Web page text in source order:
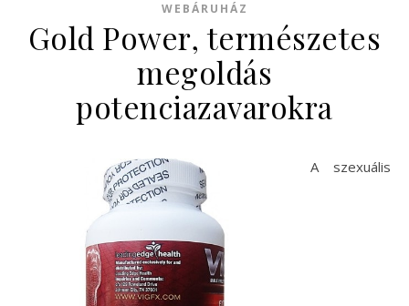
WEBÁRUHÁZ
Gold Power, természetes
megoldás
potenciazavarokra
A szexuális